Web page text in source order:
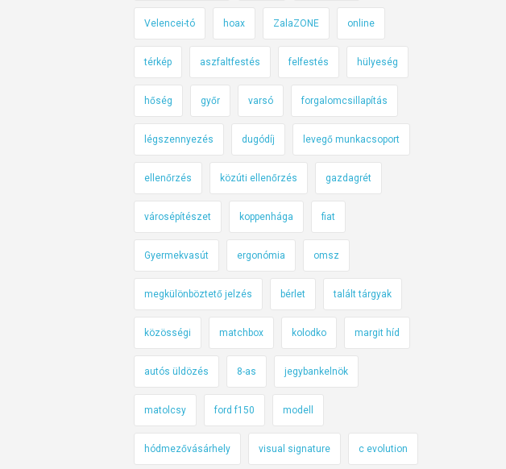
Velencei-tó hoax ZalaZONE online
térkép aszfaltfestés felfestés hülyeség
hőség győr varsó forgalomcsillapítás
légszennyezés dugódíj levegő munkacsoport
ellenőrzés közúti ellenőrzés gazdagrét
városépítészet koppenhága fiat
Gyermekvasút ergonómia omsz
megkülönböztető jelzés bérlet talált tárgyak
közösségi matchbox kolodko margit híd
autós üldözés 8-as jegybankelnök
matolcsy ford f150 modell
hódmezővásárhely visual signature c evolution